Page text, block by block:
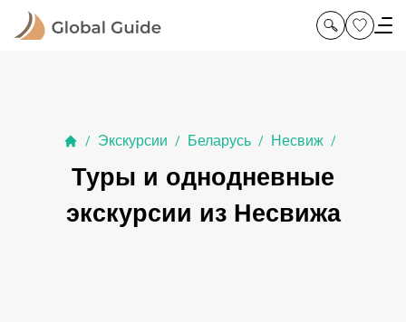
/ Экскурсии / Беларусь / Несвиж /
Туры и однодневные
экскурсии из Несвижа